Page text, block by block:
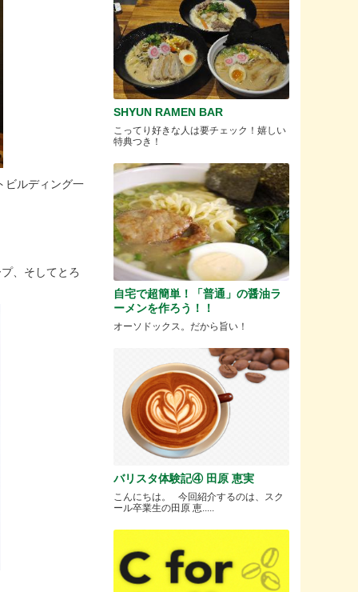
ビルディング一
、そしてとろ
SHYUN RAMEN BAR
こってり好きな人は要チェック！嬉しい
特典つき！
自宅で超簡単！「普通」の醤油ラ
ーメンを作ろう！！
オーソドックス。だから旨い！
バリスタ体験記④ 田原 恵実
こんにちは。 今回紹介するのは、スク
ール卒業生の田原 恵.....